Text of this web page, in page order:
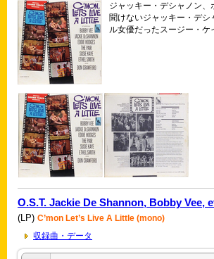
ジャッキー・デシャノン
聞けないジャッキー・デ
ル女優だったスージー・
O.S.T. Jackie De Shannon, Bobby Vee,
(LP) C’mon Let’s Live A Little (mono)
収録曲・データ